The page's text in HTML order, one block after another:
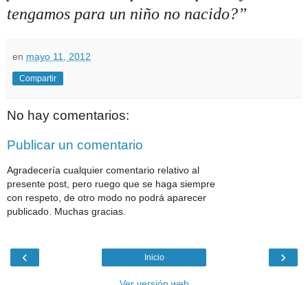
tengamos para un niño no nacido?”
en mayo 11, 2012
Compartir
No hay comentarios:
Publicar un comentario
Agradecería cualquier comentario relativo al
presente post, pero ruego que se haga siempre
con respeto, de otro modo no podrá aparecer
publicado. Muchas gracias.
‹ ›
Inicio